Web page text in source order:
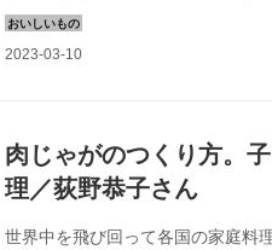
2020年5月号掲載）
肉じゃがのつくり方。
理／荻野恭子さん
世界中を飛び回って各国の家庭料